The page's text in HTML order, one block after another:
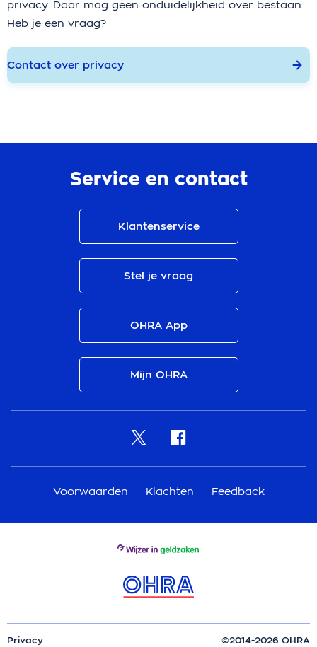
privacy. Daar mag geen onduidelijkheid over bestaan.
Heb je een vraag?
Contact over privacy
Service en contact
Klantenservice
Stel je vraag
OHRA App
Mijn OHRA
Voorwaarden Klachten Feedback
Privacy ©2014-2026 OHRA